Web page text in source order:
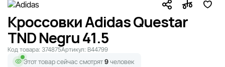
Кроссовки Adidas Questar
TND Negru 41.5
Код товара: 374875Артикул: B44799
Этот товар сейчас смотрят9человек